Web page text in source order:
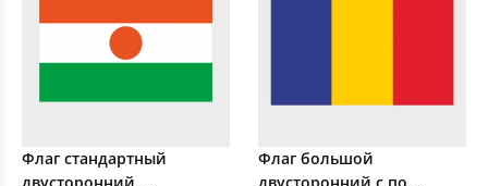
Флаг стандартный
Флаг большой